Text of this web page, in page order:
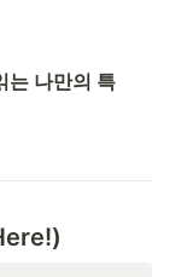
는 나만의 특